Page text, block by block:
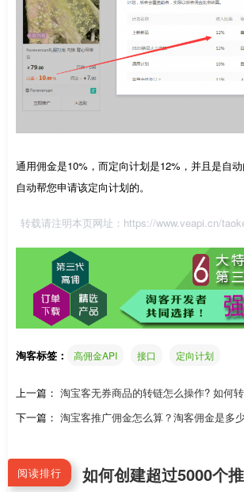
通用佣金是10%，而定向计划是12%，并且是自
自动帮您申请该定向计划的。
转载请注明本页网址： https://www.veapi.cn/
淘客标签： 高佣金API 接口 定向计划
上一篇： 淘宝客无券商品的转链怎么操作? 如何
高佣API？
下一篇： 淘宝客推广佣金怎么算？淘客佣金是多
阅读排行